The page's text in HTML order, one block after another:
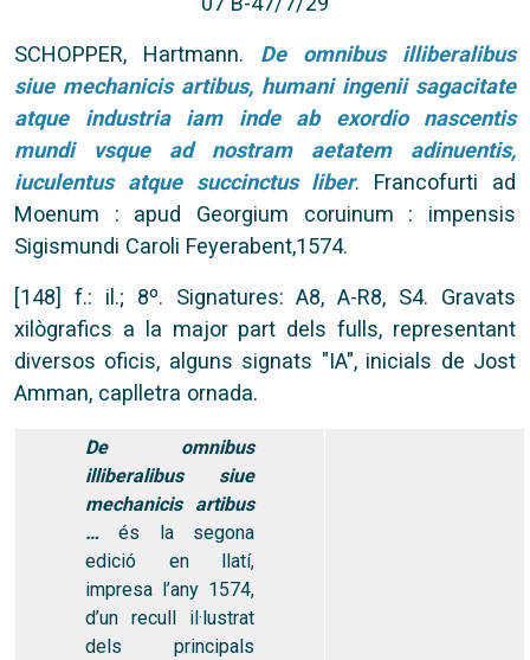
SCHOPPER, Hartmann. De omnibus illiberalibus
siue mechanicis artibus, humani ingenii sagacitate
atque industria iam inde ab exordio nascentis
mundi vsque ad nostram aetatem adinuentis,
iuculentus atque succinctus liber. Francofurti ad
Moenum : apud Georgium coruinum : impensis
Sigismundi Caroli Feyerabent,1574.
[148] f.: il.; 8º. Signatures: A8, A-R8, S4. Gravats
xilògrafics a la major part dels fulls, representant
diversos oficis, alguns signats "IA", inicials de Jost
Amman, caplletra ornada.
De omnibus
illiberalibus siue
mechanicis artibus
…és la segona
edició en llatí,
impresa l’any 1574,
d’un recull il·lustrat
dels principals